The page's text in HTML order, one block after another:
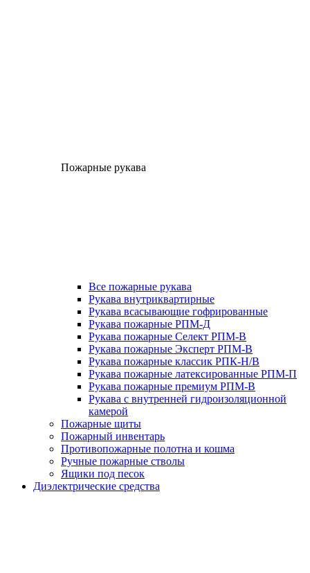
Пожарные рукава
Все пожарные рукава
Рукава внутриквартирные
Рукава всасывающие гофрированные
Рукава пожарные РПМ-Д
Рукава пожарные Селект РПМ-В
Рукава пожарные Эксперт РПМ-В
Рукава пожарные классик РПК-Н/В
Рукава пожарные латексированные РПМ-П
Рукава пожарные премиум РПМ-В
Рукава с внутренней гидроизоляционной
камерой
Пожарные щиты
Пожарный инвентарь
Противопожарные полотна и кошма
Ручные пожарные стволы
Ящики под песок
Диэлектрические средства